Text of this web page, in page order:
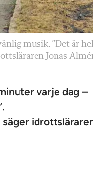
musik. ”Det är
Jonas
varje dag –